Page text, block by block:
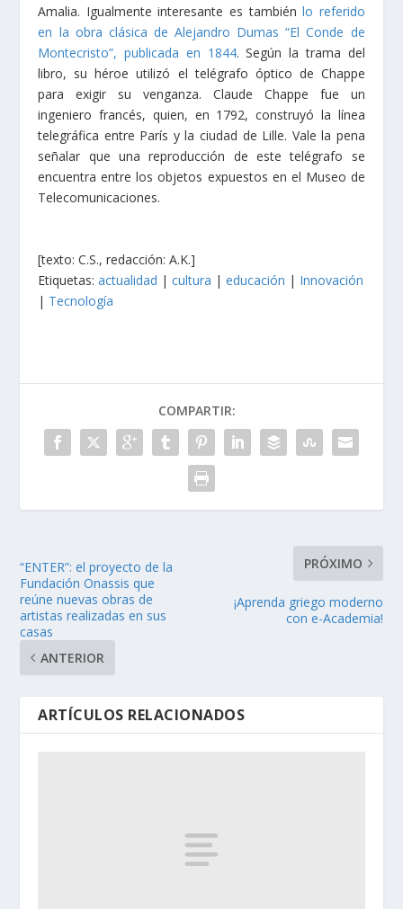
Amalia. Igualmente interesante es tambiénlo referido
en la obra clásica de Alejandro Dumas “El Conde de
Montecristo”, publicada en 1844. Según la trama del
libro, su héroe utilizó el telégrafo óptico de Chappe
para exigir su venganza. Claude Chappe fue un
ingeniero francés, quien, en 1792, construyó la línea
telegráfica entre París y la ciudad de Lille. Vale la pena
señalar que una reproducción de este telégrafo se
encuentra entre los objetos expuestos en el Museo de
Telecomunicaciones.
[texto: C.S., redacción: A.K.]
Etiquetas:actualidad |cultura |educación | Innovación
| Tecnología
COMPARTIR:
“ENTER”: el proyecto de la
Fundación Onassis que
reúne nuevas obras de
artistas realizadas en sus
casas
ANTERIOR
PRÓXIMO
¡Aprenda griego moderno
con e-Academia!
ARTÍCULOS RELACIONADOS